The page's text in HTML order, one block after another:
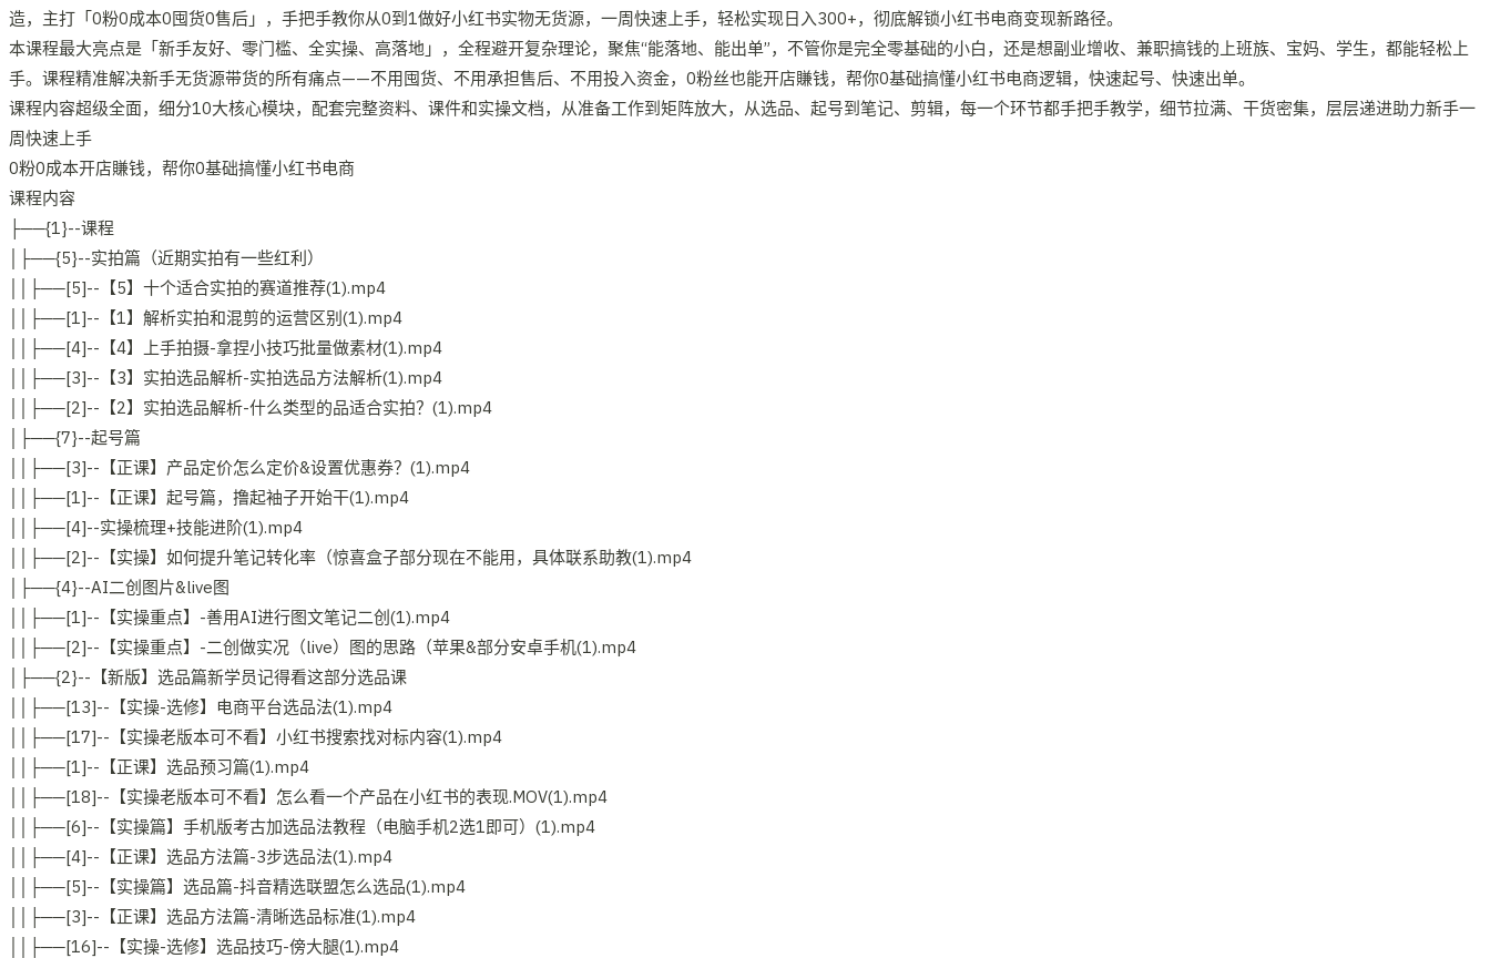
造，主打「0粉0成本0囤货0售后」，手把手教你从0到1做好小红书实物无货源，一周快速上手，轻松实现日入300+，彻底解锁小红书电商变现新路径。
本课程最大亮点是「新手友好、零门槛、全实操、高落地」，全程避开复杂理论，聚焦“能落地、能出单”，不管你是完全零基础的小白，还是想副业增收、兼职搞钱的上班族、宝妈、学生，都能轻松上
手。课程精准解决新手无货源带货的所有痛点——不用囤货、不用承担售后、不用投入资金，0粉丝也能开店賺钱，帮你0基础搞懂小红书电商逻辑，快速起号、快速出单。
课程内容超级全面，细分10大核心模块，配套完整资料、课件和实操文档，从准备工作到矩阵放大，从选品、起号到笔记、剪辑，每一个环节都手把手教学，细节拉满、干货密集，层层递进助力新手一
周快速上手
0粉0成本开店賺钱，帮你0基础搞懂小红书电商
课程内容
├──{1}--课程
│├──{5}--实拍篇（近期实拍有一些红利）
││├──[5]--【5】十个适合实拍的赛道推荐(1).mp4
││├──[1]--【1】解析实拍和混剪的运营区别(1).mp4
││├──[4]--【4】上手拍摄-拿捏小技巧批量做素材(1).mp4
││├──[3]--【3】实拍选品解析-实拍选品方法解析(1).mp4
││├──[2]--【2】实拍选品解析-什么类型的品适合实拍？(1).mp4
│├──{7}--起号篇
││├──[3]--【正课】产品定价怎么定价&设置优惠券？(1).mp4
││├──[1]--【正课】起号篇，撸起袖子开始干(1).mp4
││├──[4]--实操梳理+技能进阶(1).mp4
││├──[2]--【实操】如何提升笔记转化率（惊喜盒子部分现在不能用，具体联系助教(1).mp4
│├──{4}--AI二创图片&live图
││├──[1]--【实操重点】-善用AI进行图文笔记二创(1).mp4
││├──[2]--【实操重点】-二创做实况（live）图的思路（苹果&部分安卓手机(1).mp4
│├──{2}--【新版】选品篇新学员记得看这部分选品课
││├──[13]--【实操-选修】电商平台选品法(1).mp4
││├──[17]--【实操老版本可不看】小红书搜索找对标内容(1).mp4
││├──[1]--【正课】选品预习篇(1).mp4
││├──[18]--【实操老版本可不看】怎么看一个产品在小红书的表现.MOV(1).mp4
││├──[6]--【实操篇】手机版考古加选品法教程（电脑手机2选1即可）(1).mp4
││├──[4]--【正课】选品方法篇-3步选品法(1).mp4
││├──[5]--【实操篇】选品篇-抖音精选联盟怎么选品(1).mp4
││├──[3]--【正课】选品方法篇-清晰选品标准(1).mp4
││├──[16]--【实操-选修】选品技巧-傍大腿(1).mp4